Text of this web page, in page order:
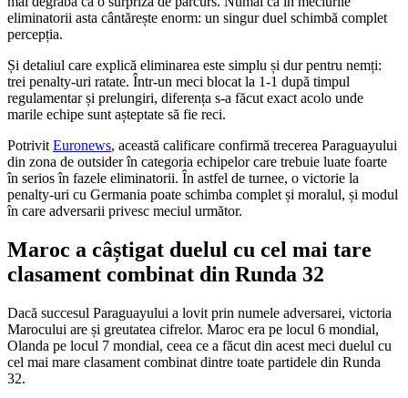
eliminatorii asta cântărește enorm: un singur duel schimbă complet
percepția.
Și detaliul care explică eliminarea este simplu și dur pentru nemți:
trei penalty-uri ratate. Într-un meci blocat la 1-1 după timpul
regulamentar și prelungiri, diferența s-a făcut exact acolo unde
marile echipe sunt așteptate să fie reci.
PotrivitEuronews, această calificare confirmă trecerea Paraguayului
din zona de outsider în categoria echipelor care trebuie luate foarte
în serios în fazele eliminatorii. În astfel de turnee, o victorie la
penalty-uri cu Germania poate schimba complet și moralul, și modul
în care adversarii privesc meciul următor.
Maroc a câștigat duelul cu cel mai tare
clasament combinat din Runda 32
Dacă succesul Paraguayului a lovit prin numele adversarei, victoria
Marocului are și greutatea cifrelor. Maroc era pe locul 6 mondial,
Olanda pe locul 7 mondial, ceea ce a făcut din acest meci duelul cu
cel mai mare clasament combinat dintre toate partidele din Runda
32.